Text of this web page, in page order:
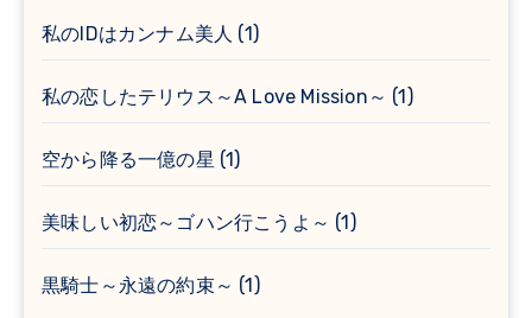
私のIDはカンナム美人 (1)
私の恋したテリウス～A Love Mission～ (1)
空から降る一億の星 (1)
美味しい初恋～ゴハン行こうよ～ (1)
黒騎士～永遠の約束～ (1)